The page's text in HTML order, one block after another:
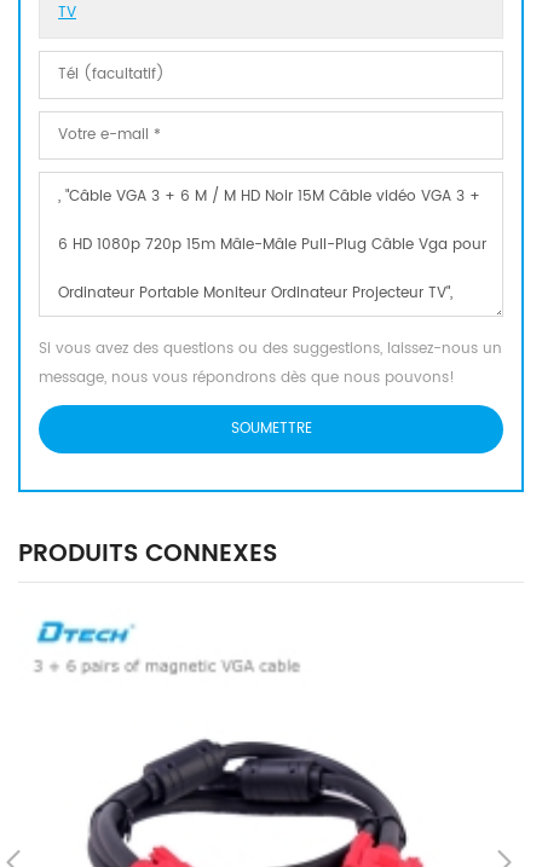
TV
Si vous avez des questions ou des suggestions, laissez-nous un
message, nous vous répondrons dès que nous pouvons!
PRODUITS CONNEXES